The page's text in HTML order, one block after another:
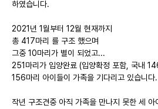
하였습니다.
2021년 1월부터 12월 현재까지
총 417마리 를 구조 했으며
그중 10마리가 별이 되었고...
251마리가 입양완료 (입양확정 포함, 국내
156마리 아이들이 가족을 기다리고 있습니다.
작년 구조견중 아직 가족을 만나지 못한 세